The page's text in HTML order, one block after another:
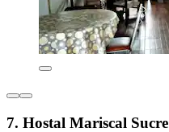
7. Hostal Mariscal Sucre